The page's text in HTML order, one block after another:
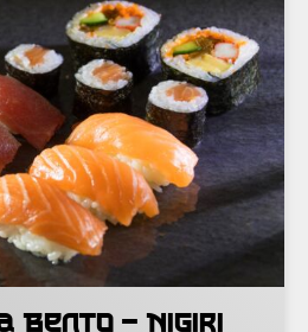
Bento – Nigiri